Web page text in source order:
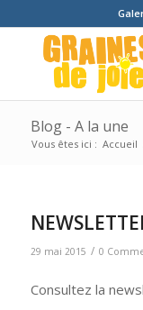
Blog - A la une
Vous êtes ici : Accueil
29 mai 2015 / 0
Consultez la